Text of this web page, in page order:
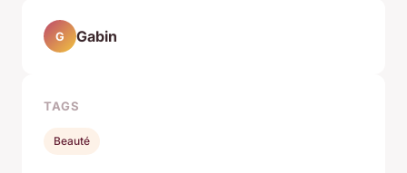
G Gabin
TAGS
Beauté